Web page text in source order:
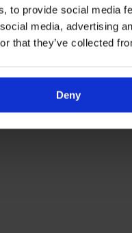
to provide social media
media, advertising
that they’ve collected
Deny